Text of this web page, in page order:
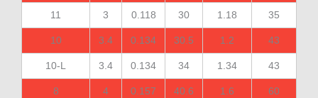
11 3 0.118 30 1.18 35
10 3.4 0.134 30.5 1.2 43
10-L 3.4 0.134 34 1.34 43
8 4 0.157 40.6 1.6 60